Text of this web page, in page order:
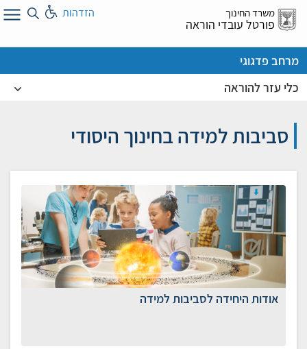
דלג
אל
משרד החינוך
פורטל עובדי הוראה
הזדהות
מרחב פדגוגי
כלי עזר להוראה
סביבות למידה בחינוך היסודי
אודות היחידה לסביבות למידה